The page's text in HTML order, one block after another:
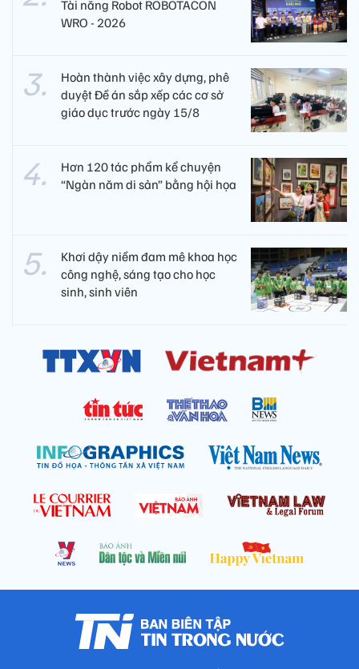
Tài năng Robot ROBOTACON
WRO - 2026
Hoàn thành việc xây dựng, phê
duyệt Đề án sắp xếp các cơ sở
giáo dục trước ngày 15/8
Hơn 120 tác phẩm kể chuyện
“Ngàn năm di sản” bằng hội họa
Khơi dậy niềm đam mê khoa học
công nghệ, sáng tạo cho học
sinh, sinh viên